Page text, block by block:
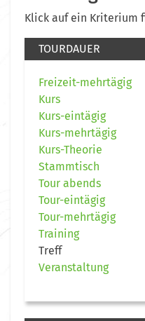
Klick auf ein Kriterium
TOURDAUER
Freizeit-mehrtägig
Kurs
Kurs-eintägig
Kurs-mehrtägig
Kurs-Theorie
Stammtisch
Tour abends
Tour-eintägig
Tour-mehrtägig
Training
Treff
Veranstaltung